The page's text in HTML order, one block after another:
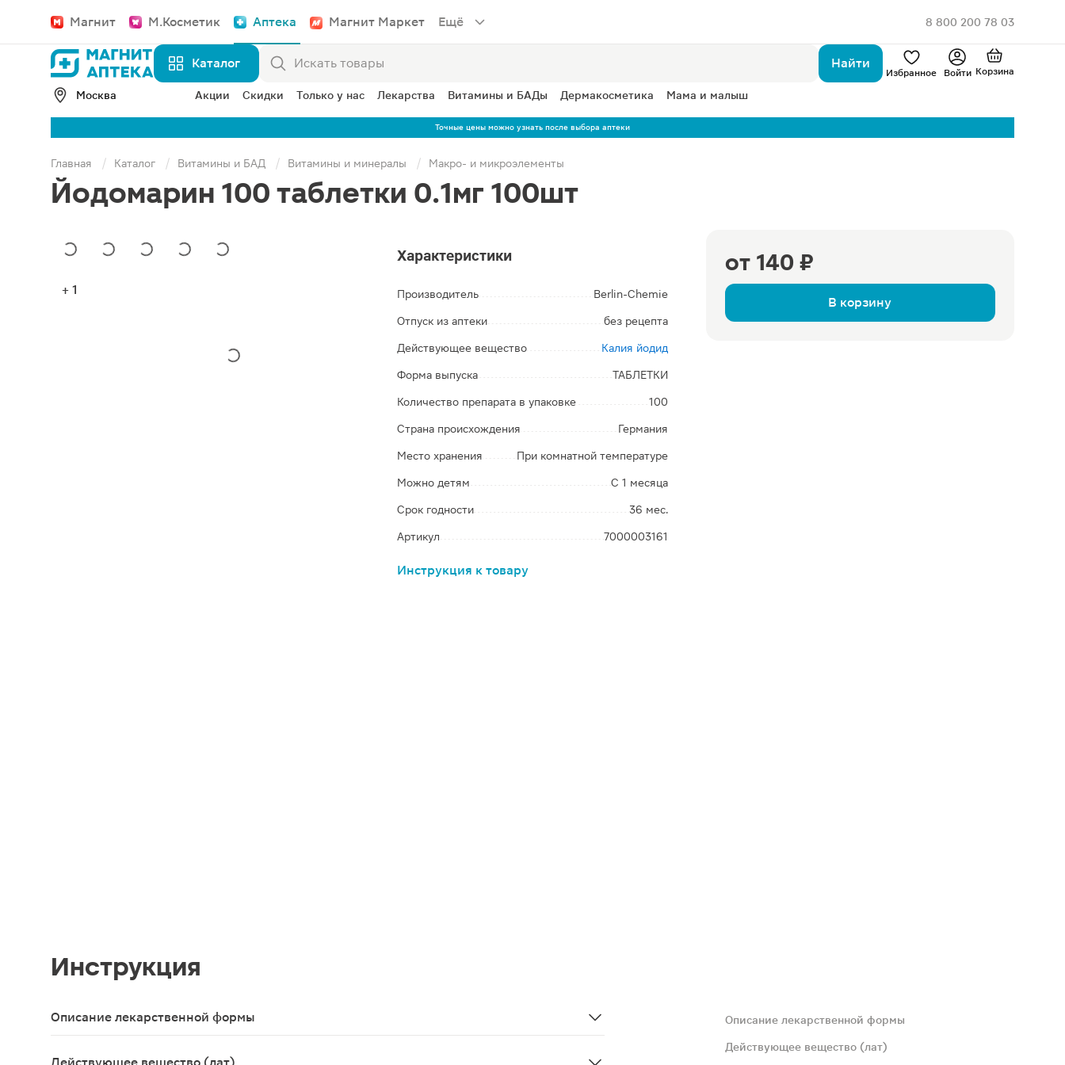
Магнит М.Косметик Аптека Магнит Маркет Ещё 8 800 200 78 03
Каталог Найти
Избранное Войти Корзина
Москва Акции Скидки Только у нас Лекарства Витамины и БАДы Дермакосметика Мама и малыш
Точные цены можно узнать после выбора аптеки
Главная Каталог Витамины и БАД Витамины и минералы Макро- и микроэлементы
Йодомарин 100 таблетки 0.1мг 100шт
+ 1
от 140 ₽
В корзину
Характеристики
Производитель Berlin-Chemie
Отпуск из аптеки без рецепта
Действующее вещество Калия йодид
Форма выпуска ТАБЛЕТКИ
Количество препарата в упаковке 100
Страна происхождения Германия
Место хранения При комнатной температуре
Можно детям С 1 месяца
Срок годности 36 мес.
Артикул 7000003161
Инструкция к товару
Инструкция
Описание лекарственной формы
Таблетки белого или почти белого цвета, круглые, плоскоцилиндрические, с фаской и риской с одной стороны.
Описание лекарственной формы
Действующее вещество (лат)